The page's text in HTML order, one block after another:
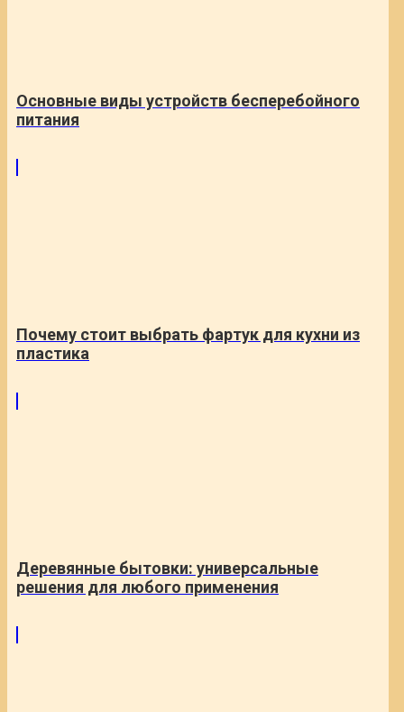
Основные виды устройств бесперебойного
питания
Почему стоит выбрать фартук для кухни из
пластика
Деревянные бытовки: универсальные
решения для любого применения